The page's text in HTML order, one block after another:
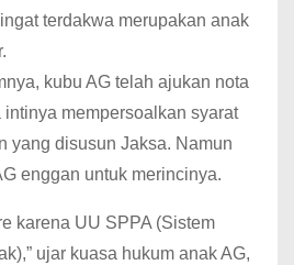
terdakwa merupakan anak
kubu AG telah ajukan nota
intinya mempersoalkan syarat
yang disusun Jaksa. Namun
enggan untuk merincinya.
karena UU SPPA (Sistem
ujar kuasa hukum anak AG,